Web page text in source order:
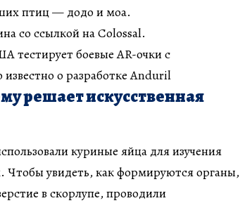
птиц — додо и моа.
со ссылкой на Colossal.
тестирует боевые AR-очки с
о разработке Anduril
решает искусственная
куриные яйца для изучения
Чтобы увидеть, как формируются органы,
в скорлупе, проводили